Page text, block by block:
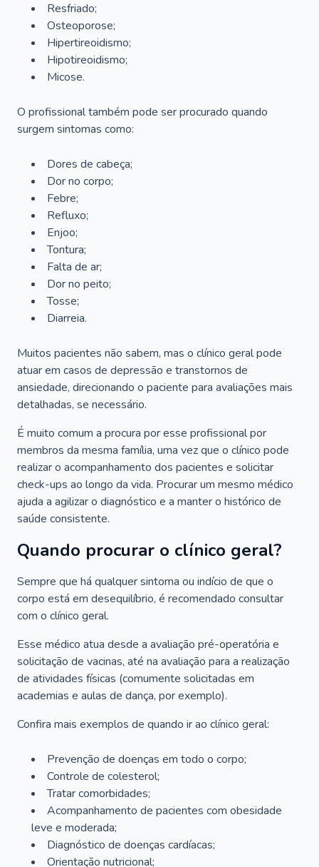
Resfriado;
Osteoporose;
Hipertireoidismo;
Hipotireoidismo;
Micose.
O profissional também pode ser procurado quando
surgem sintomas como:
Dores de cabeça;
Dor no corpo;
Febre;
Refluxo;
Enjoo;
Tontura;
Falta de ar;
Dor no peito;
Tosse;
Diarreia.
Muitos pacientes não sabem, mas o clínico geral pode
atuar em casos de depressão e transtornos de
ansiedade, direcionando o paciente para avaliações mais
detalhadas, se necessário.
É muito comum a procura por esse profissional por
membros da mesma família, uma vez que o clínico pode
realizar o acompanhamento dos pacientes e solicitar
check-ups ao longo da vida. Procurar um mesmo médico
ajuda a agilizar o diagnóstico e a manter o histórico de
saúde consistente.
Quando procurar o clínico geral?
Sempre que há qualquer sintoma ou indício de que o
corpo está em desequilíbrio, é recomendado consultar
com o clínico geral.
Esse médico atua desde a avaliação pré-operatória e
solicitação de vacinas, até na avaliação para a realização
de atividades físicas (comumente solicitadas em
academias e aulas de dança, por exemplo).
Confira mais exemplos de quando ir ao clínico geral:
Prevenção de doenças em todo o corpo;
Controle de colesterol;
Tratar comorbidades;
Acompanhamento de pacientes com obesidade
leve e moderada;
Diagnóstico de doenças cardíacas;
Orientação nutricional;